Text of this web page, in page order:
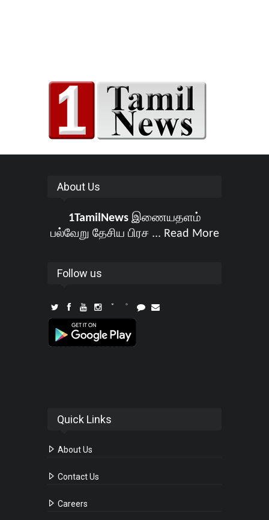
About Us
1TamilNewsஇணையதளம்
பல்வேறு தேசிய பிரச ... Read More
Follow us
Quick Links
About Us
Contact Us
Careers